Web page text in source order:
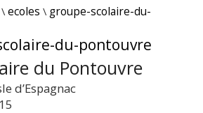
\ ecoles \ groupe-scolaire-du-
du-pontouvre
du Pontouvre
d’Espagnac